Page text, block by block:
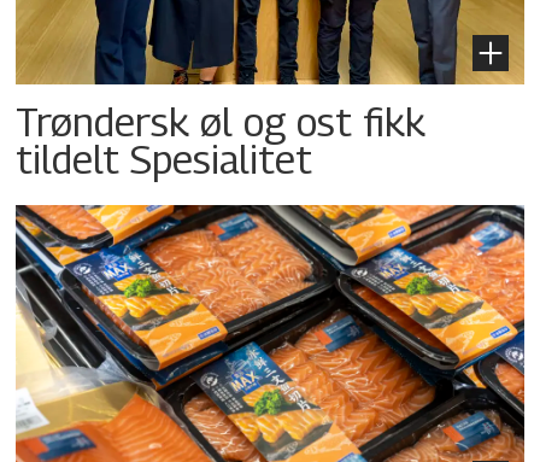
Trøndersk øl og ost fikk
tildelt Spesialitet